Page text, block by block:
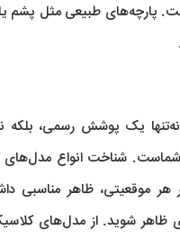
پارچه‌های طبیعی مثل پشم
یک پوشش رسمی، بلکه
شناخت انواع مدل‌های
موقعیتی، ظاهر مناسبی
ظاهر شوید. از مدل‌های